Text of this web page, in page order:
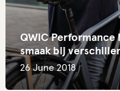
QWIC Performance
smaak bij
26 June 2018